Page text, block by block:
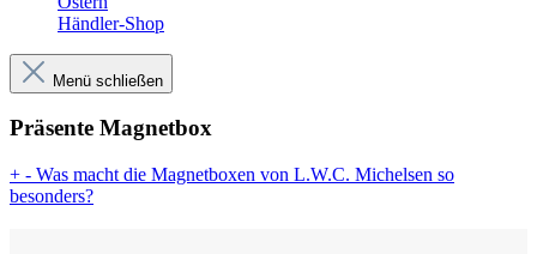
Händler-Shop
Menü schließen
Präsente Magnetbox
+ - Was macht die Magnetboxen von L.W.C. Michelsen so
besonders?